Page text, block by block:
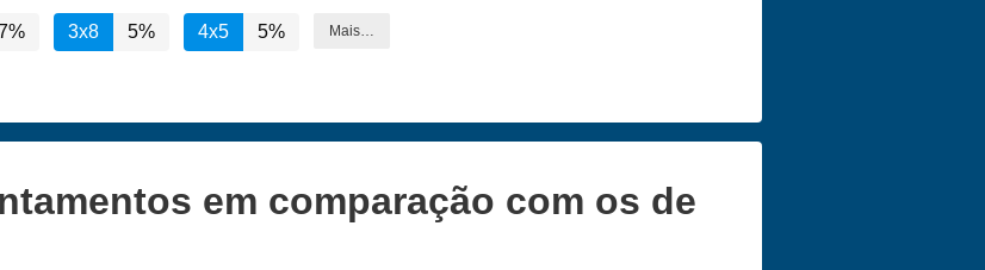
3x8 5% 4x5 5% Mais…
em comparação com os de